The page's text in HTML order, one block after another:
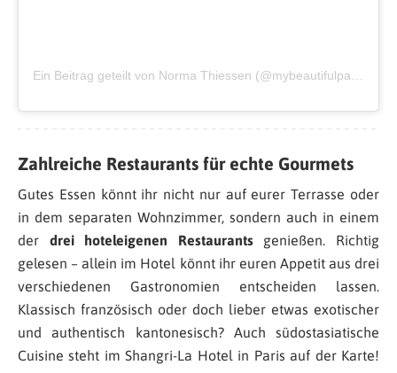
Zahlreiche Restaurants für echte Gourmets
Gutes Essen könnt ihr nicht nur auf eurer Terrasse oder
in dem separaten Wohnzimmer, sondern auch in einem
der drei hoteleigenen Restaurants genießen. Richtig
gelesen – allein im Hotel könnt ihr euren Appetit aus drei
verschiedenen Gastronomien entscheiden lassen.
Klassisch französisch oder doch lieber etwas exotischer
und authentisch kantonesisch? Auch südostasiatische
Cuisine steht im Shangri-La Hotel in Paris auf der Karte!